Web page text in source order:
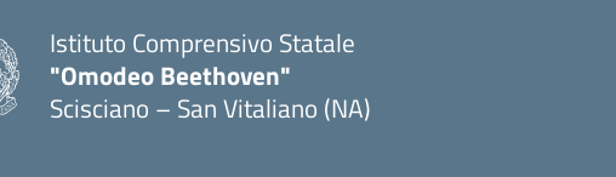
Istituto Comprensivo Statale
"Omodeo Beethoven"
Scisciano – San Vitaliano (NA)